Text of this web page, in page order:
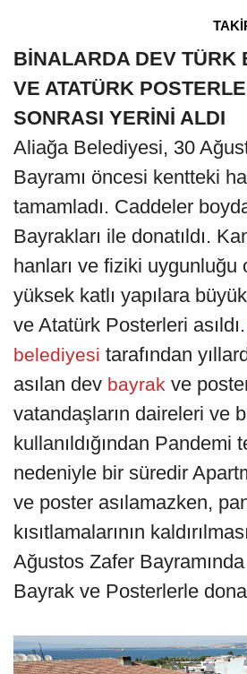
BİNALARDA DEV TÜRK
VE ATATÜRK
SONRASI YERİNİ ALDI
Aliağa Belediyesi, 30
Bayramı öncesi kentteki
tamamladı. Caddeler
Bayrakları ile donatıldı.
hanları ve fiziki uygunluğu
yüksek katlı yapılara
ve Atatürk Posterleri asıldı.
belediyesi tarafından
asılan dev bayrak ve
vatandaşların daireleri ve
kullanıldığından Pandemi
nedeniyle bir süredir
ve poster asılamazken,
kısıtlamalarının
Ağustos Zafer
Bayrak ve Posterlerle